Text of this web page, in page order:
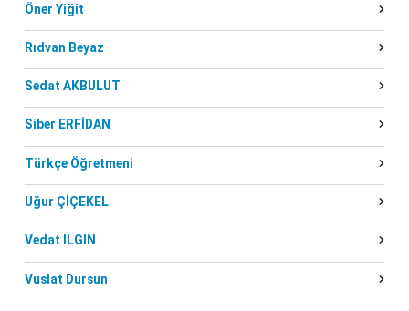
Öner Yiğit
Rıdvan Beyaz
Sedat AKBULUT
Siber ERFİDAN
Türkçe Öğretmeni
Uğur ÇİÇEKEL
Vedat ILGIN
Vuslat Dursun